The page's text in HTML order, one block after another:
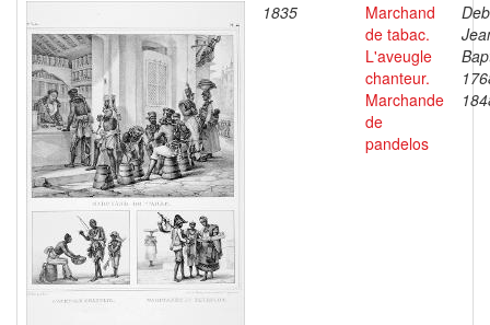
1835
Marchand
de tabac.
L'aveugle
chanteur.
Marchande
de
pandelos